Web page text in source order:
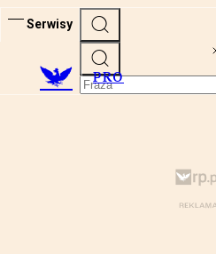
Serwisy
PRO